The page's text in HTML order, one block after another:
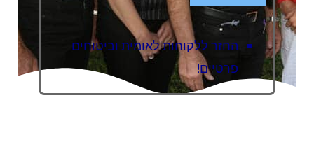
החזר ללקוחות לאומית וביטוחים
פרטיים!